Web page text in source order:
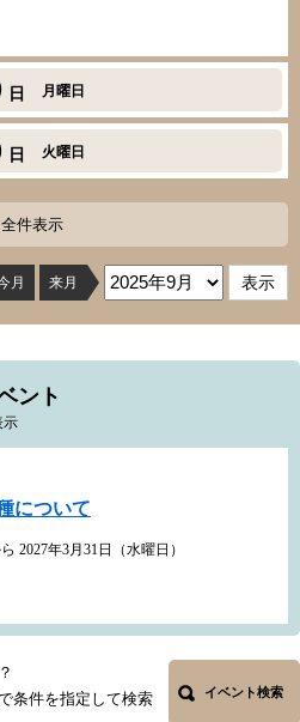
日 月曜日
日 火曜日
全件表示
月 来月
ント
示
について
2027年3月31日（水曜日）
条件を指定して検索
イベント検索